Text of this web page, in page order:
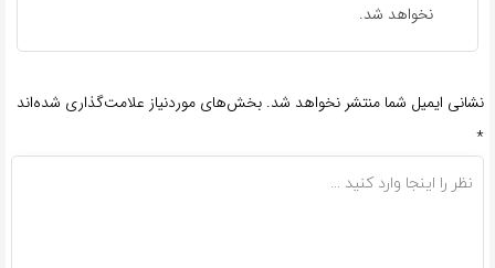
نخواهد شد.
نشانی ایمیل شما منتشر نخواهد شد. بخش‌های موردنیاز علامت‌گذاری شده‌اند
*